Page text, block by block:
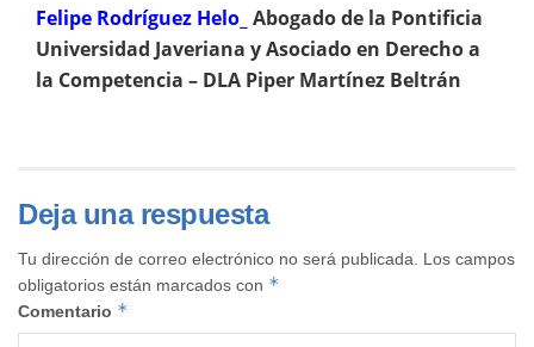
Felipe Rodríguez Helo_ Abogado de la Pontificia
Universidad Javeriana y Asociado en Derecho a
la Competencia – DLA Piper Martínez Beltrán
Deja una respuesta
Tu dirección de correo electrónico no será publicada.
Los campos
obligatorios están marcados con *
Comentario *